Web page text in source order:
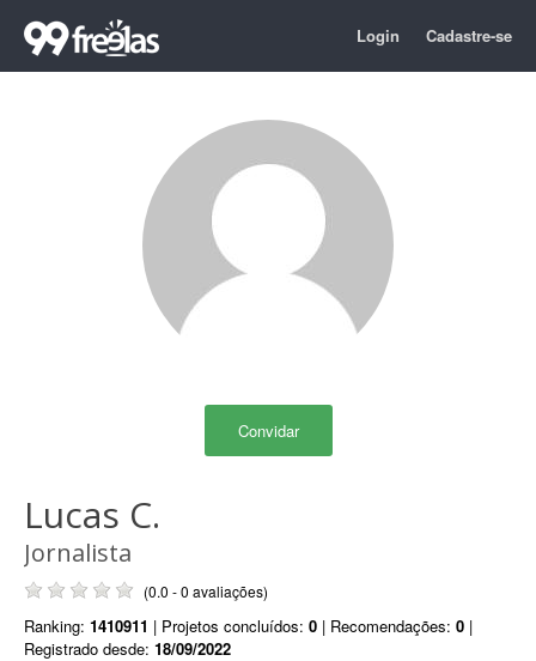
Login Cadastre-se
Convidar
Lucas C.
Jornalista
(0.0 - 0 avaliações)
Ranking: 1410911 | Projetos concluídos: 0 | Recomendações: 0 |
Registrado desde: 18/09/2022